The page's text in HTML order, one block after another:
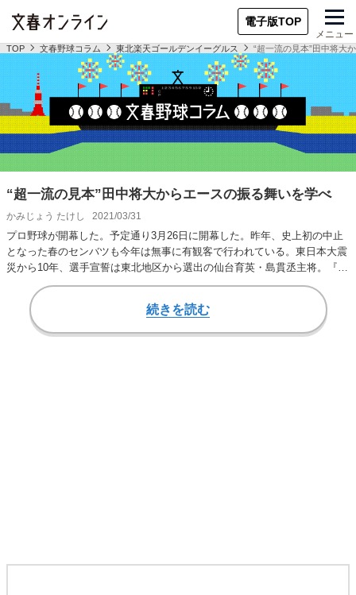
電子版TOP
メニュー
TOP 文春野球コラム 東北楽天ゴールデンイーグルス “超一流の見本”田中将大
“超一流の見本”田中将大からエースの振る舞いを学べ
かみじょう たけし 2021/03/31
プロ野球が開幕した。予定通り3月26日に開幕した。昨年、史上初の中止
となった春のセンバツも今年は無事に有観客で行われている。東日本大震
災から10年、選手宣誓は東北地区から選出の仙台育英・島貫丞主将。『当
たり前だと思…
続きを読む